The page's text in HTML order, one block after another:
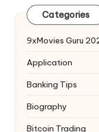
Categories
9xMovies Guru
Application
Banking Tips
Biography
Bitcoin Trading